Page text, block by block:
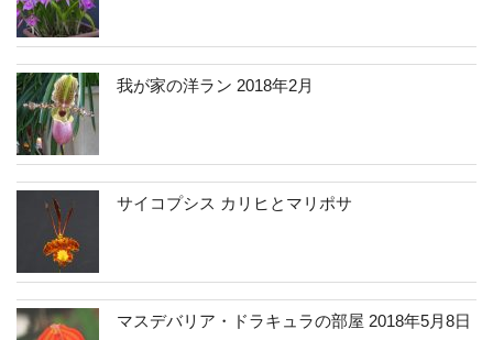
我が家の洋ラン 2018年2月
サイコプシス カリヒとマリポサ
マスデバリア・ドラキュラの部屋 2018年5月8日